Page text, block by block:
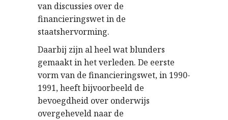
van discussies over de
financieringswet in de
staatshervorming.
Daarbij zijn al heel wat blunders
gemaakt in het verleden. De eerste
vorm van de financieringswet, in 1990-
1991, heeft bijvoorbeeld de
bevoegdheid over onderwijs
overgeheveld naar de